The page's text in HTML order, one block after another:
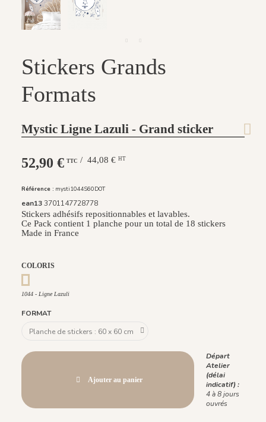
Stickers Grands
Formats
Mystic Ligne Lazuli - Grand sticker
52,90 € TTC / 44,08 € HT
Référence : mysti1044S60DOT
ean133701147728778
Stickers adhésifs repositionnables et lavables.
Ce Pack contient 1 planche pour un total de 18 stickers
Made in France
COLORIS
1044 - Ligne Lazuli
FORMAT
Ajouter au panier
Départ
Atelier
(délai
indicatif) :
4 à 8 jours
ouvrés